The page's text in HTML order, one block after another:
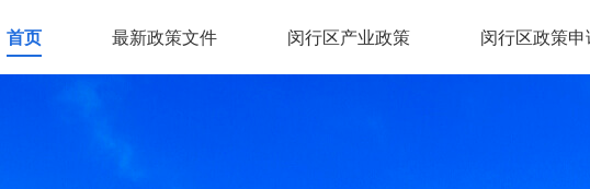
首页 最新政策文件 闵行区产业政策 闵行区政策申